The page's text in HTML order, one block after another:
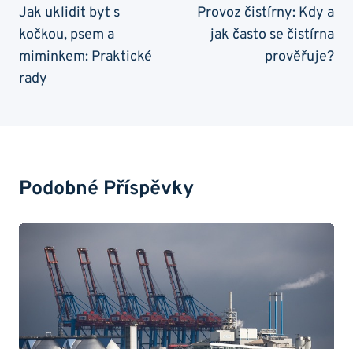
Pro
Příspěvek
Jak uklidit byt s
kočkou, psem a
miminkem: Praktické
rady
Provoz čistírny: Kdy a
jak často se čistírna
prověřuje?
Podobné Příspěvky